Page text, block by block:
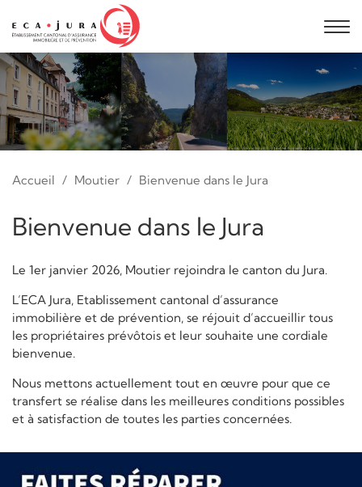
Accueil Moutier Bienvenue dans le Jura
Bienvenue dans le Jura
Le 1er janvier 2026, Moutier rejoindra le canton du Jura.
L’ECA Jura, Etablissement cantonal d’assurance
immobilière et de prévention, se réjouit d’accueillir tous
les propriétaires prévôtois et leur souhaite une cordiale
bienvenue.
Nous mettons actuellement tout en œuvre pour que ce
transfert se réalise dans les meilleures conditions possibles
et à satisfaction de toutes les parties concernées.